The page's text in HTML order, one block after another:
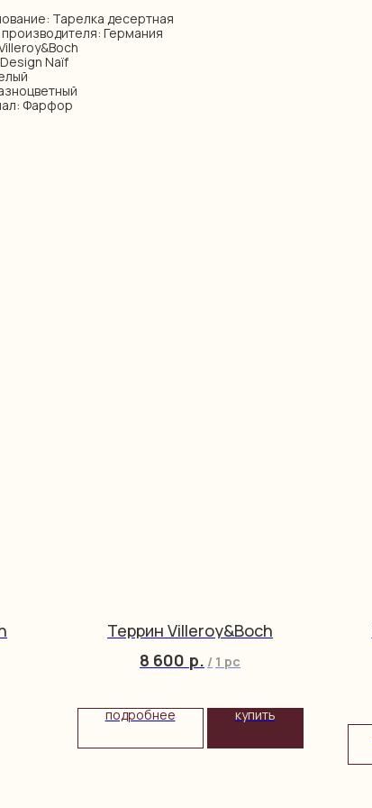
Тарелка десертная
Германия
Naïf
Фарфор
Террин Villeroy&Boch
8 600 р. / 1 pc
подробнее купить